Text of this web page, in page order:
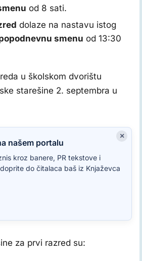
od 8 sati.
dolaze na nastavu istog
smenu od 13:30
u školskom dvorištu
starešine 2. septembra u
×
našem portalu
kroz banere, PR tekstove i
do čitalaca baš iz Knjaževca
za prvi razred su: